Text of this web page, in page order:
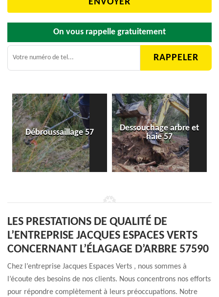
On vous rappelle gratuitement
Débroussaillage 57
Dessouchage arbre et
haie 57
LES PRESTATIONS DE QUALITÉ DE
L’ENTREPRISE JACQUES ESPACES VERTS
CONCERNANT L’ÉLAGAGE D’ARBRE 57590
Chez l’entreprise Jacques Espaces Verts , nous sommes à
l’écoute des besoins de nos clients. Nous concentrons nos efforts
pour répondre complètement à leurs préoccupations. Notre